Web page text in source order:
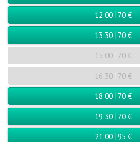
12:00 70 €
13:30 70 €
15:00 70 €
16:30 70 €
18:00 70 €
19:30 70 €
21:00 95 €